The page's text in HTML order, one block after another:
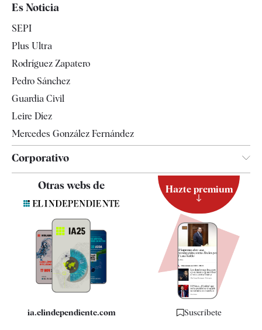
Televisión
Es Noticia
SEPI
Plus Ultra
Rodríguez Zapatero
Pedro Sánchez
Guardia Civil
Leire Díez
Mercedes González Fernández
Corporativo
Quiénes somos
Especificaciones
Otras webs de
ia.elindependiente.com
Hazte premium
Suscríbete